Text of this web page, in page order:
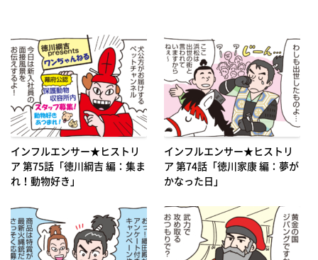
インフルエンサー★ヒストリ
ア 第75話「徳川綱吉 編：集ま
れ！動物好き」
インフルエンサー★ヒストリ
ア 第74話「徳川家康 編：夢が
かなった日」